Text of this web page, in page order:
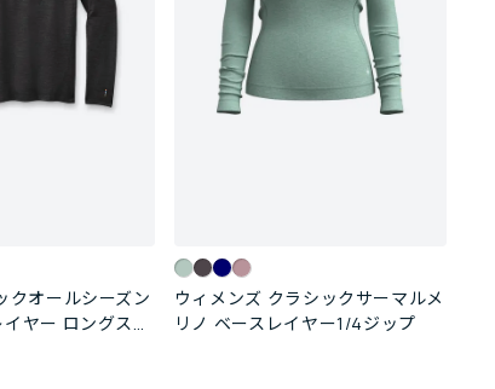
クオールシーズン
ヤー ロングスリ
ウィメンズ クラシックサーマルメ
リノ ベースレイヤー1/4ジップ